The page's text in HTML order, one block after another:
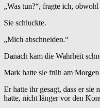
„Was tun?“, fragte ich, obwohl
Sie schluckte.
„Mich abschneiden.“
Danach kam die Wahrheit
Mark hatte sie früh am
Er hatte ihr gesagt, dass er sie
hatte, nicht länger vor den